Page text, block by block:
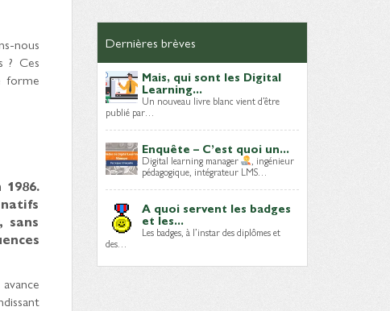
nous
? Ces
forme
sans
Dernières brèves
Mais, qui sont les Digital
Learning...
Un nouveau livre blanc vient d’être
publié par…
Enquête – C’est quoi un...
Digital learning manager , ingénieur
pédagogique, intégrateur LMS…
A quoi servent les badges
et les...
Les badges, à l’instar des diplômes et
des…